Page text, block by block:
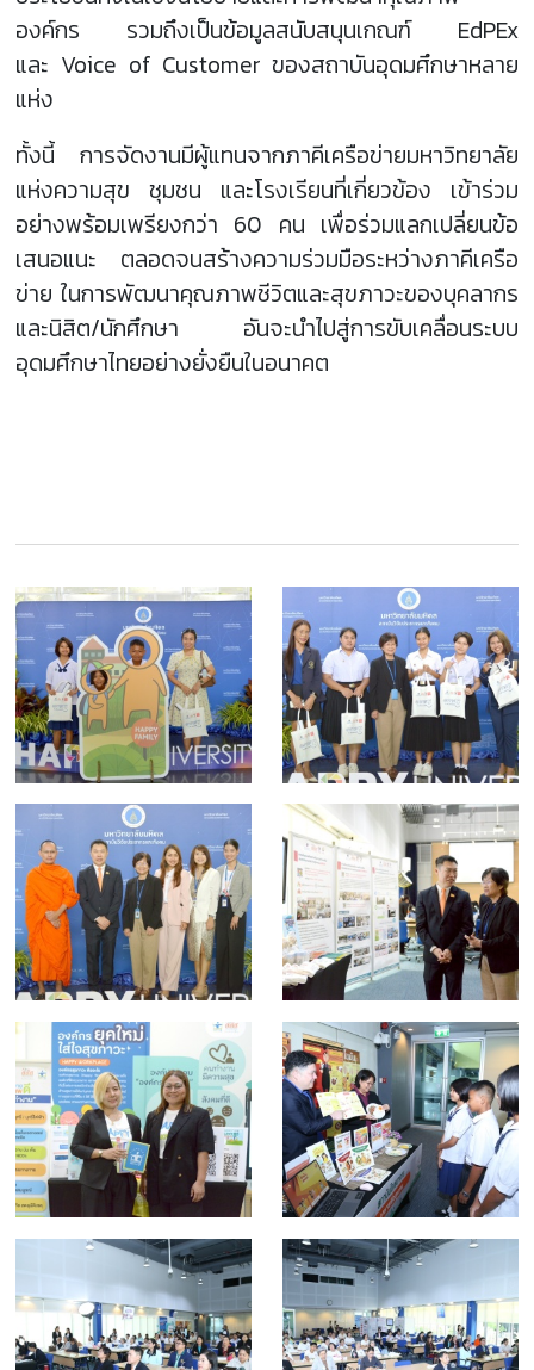
องค์กร รวมถึงเป็นข้อมูลสนับสนุนเกณฑ์ EdPEx
และ Voice of Customer ของสถาบันอุดมศึกษาหลาย
แห่ง
ทั้งนี้ การจัดงานมีผู้แทนจากภาคีเครือข่ายมหาวิทยาลัย
แห่งความสุข ชุมชน และโรงเรียนที่เกี่ยวข้อง เข้าร่วม
อย่างพร้อมเพรียงกว่า 60 คน เพื่อร่วมแลกเปลี่ยนข้อ
เสนอแนะ ตลอดจนสร้างความร่วมมือระหว่างภาคีเครือ
ข่าย ในการพัฒนาคุณภาพชีวิตและสุขภาวะของบุคลากร
และนิสิต/นักศึกษา อันจะนำไปสู่การขับเคลื่อนระบบ
อุดมศึกษาไทยอย่างยั่งยืนในอนาคต